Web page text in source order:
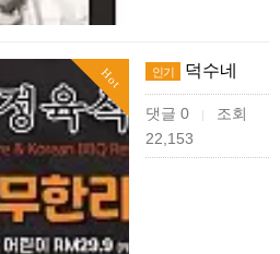
Hot 인기 덕수네
댓글 0 |
조회
22,153